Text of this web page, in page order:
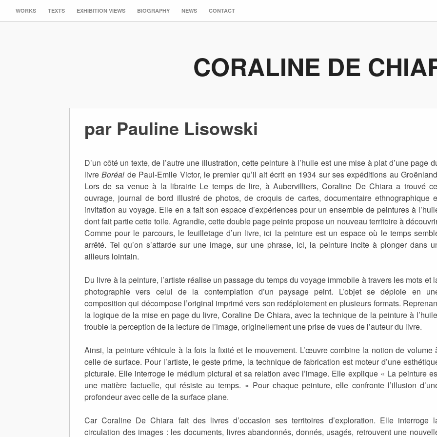
WORKS TEXTS EXHIBITION VIEWS BIOGRAPHY NEWS CONTACT
CORALINE DE
par Pauline Lisowski
D’un côté un texte, de l’autre une illustration, cette peinture à l’huile est une mise à plat d’une page
livreBoréal de Paul-Emile Victor, le premier qu’il ait écrit en 1934 sur ses expéditions au
Lors de sa venue à la librairie Le temps de lire, à Aubervilliers, Coraline De Chiara a trouvé
ouvrage, journal de bord illustré de photos, de croquis de cartes, documentaire ethnographique
invitation au voyage. Elle en a fait son espace d’expériences pour un ensemble de peintures à
dont fait partie cette toile. Agrandie, cette double page peinte propose un nouveau territoire à
Comme pour le parcours, le feuilletage d’un livre, ici la peinture est un espace où le temps
arrêté. Tel qu’on s’attarde sur une image, sur une phrase, ici, la peinture incite à plonger dans
ailleurs lointain.
Du livre à la peinture, l’artiste réalise un passage du temps du voyage immobile à travers les mots et
photographie vers celui de la contemplation d’un paysage peint. L’objet se déploie en
composition qui décompose l’original imprimé vers son redéploiement en plusieurs formats.
la logique de la mise en page du livre, Coraline De Chiara, avec la technique de la peinture à
trouble la perception de la lecture de l’image, originellement une prise de vues de l’auteur du livre.
Ainsi, la peinture véhicule à la fois la fixité et le mouvement. L’œuvre combine la notion de volume
celle de surface. Pour l’artiste, le geste prime, la technique de fabrication est moteur d’une
picturale. Elle interroge le médium pictural et sa relation avec l’image. Elle explique « La peinture
une matière factuelle, qui résiste au temps. » Pour chaque peinture, elle confronte l’illusion
profondeur avec celle de la surface plane.
Car Coraline De Chiara fait des livres d’occasion ses territoires d’exploration. Elle interroge
circulation des images : les documents, livres abandonnés, donnés, usagés, retrouvent une